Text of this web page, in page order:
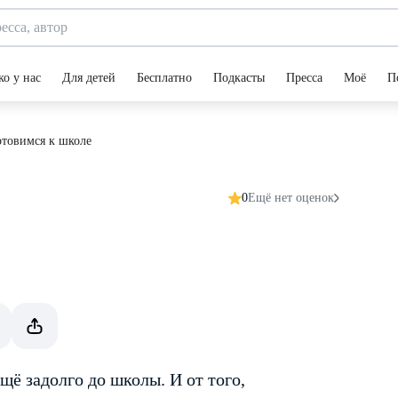
у нас Для детей Бесплатно Подкасты Пресса Моё
к школе
0Ещё нет оценок
задолго до школы. И от того,